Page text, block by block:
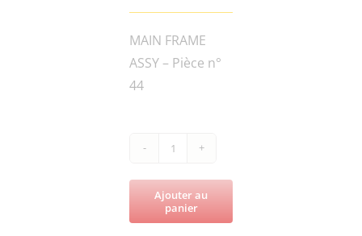
MAIN FRAME
ASSY – Pièce n°
44
quantité
de
PX5.0-
FN.B-
Ajouter au
panier